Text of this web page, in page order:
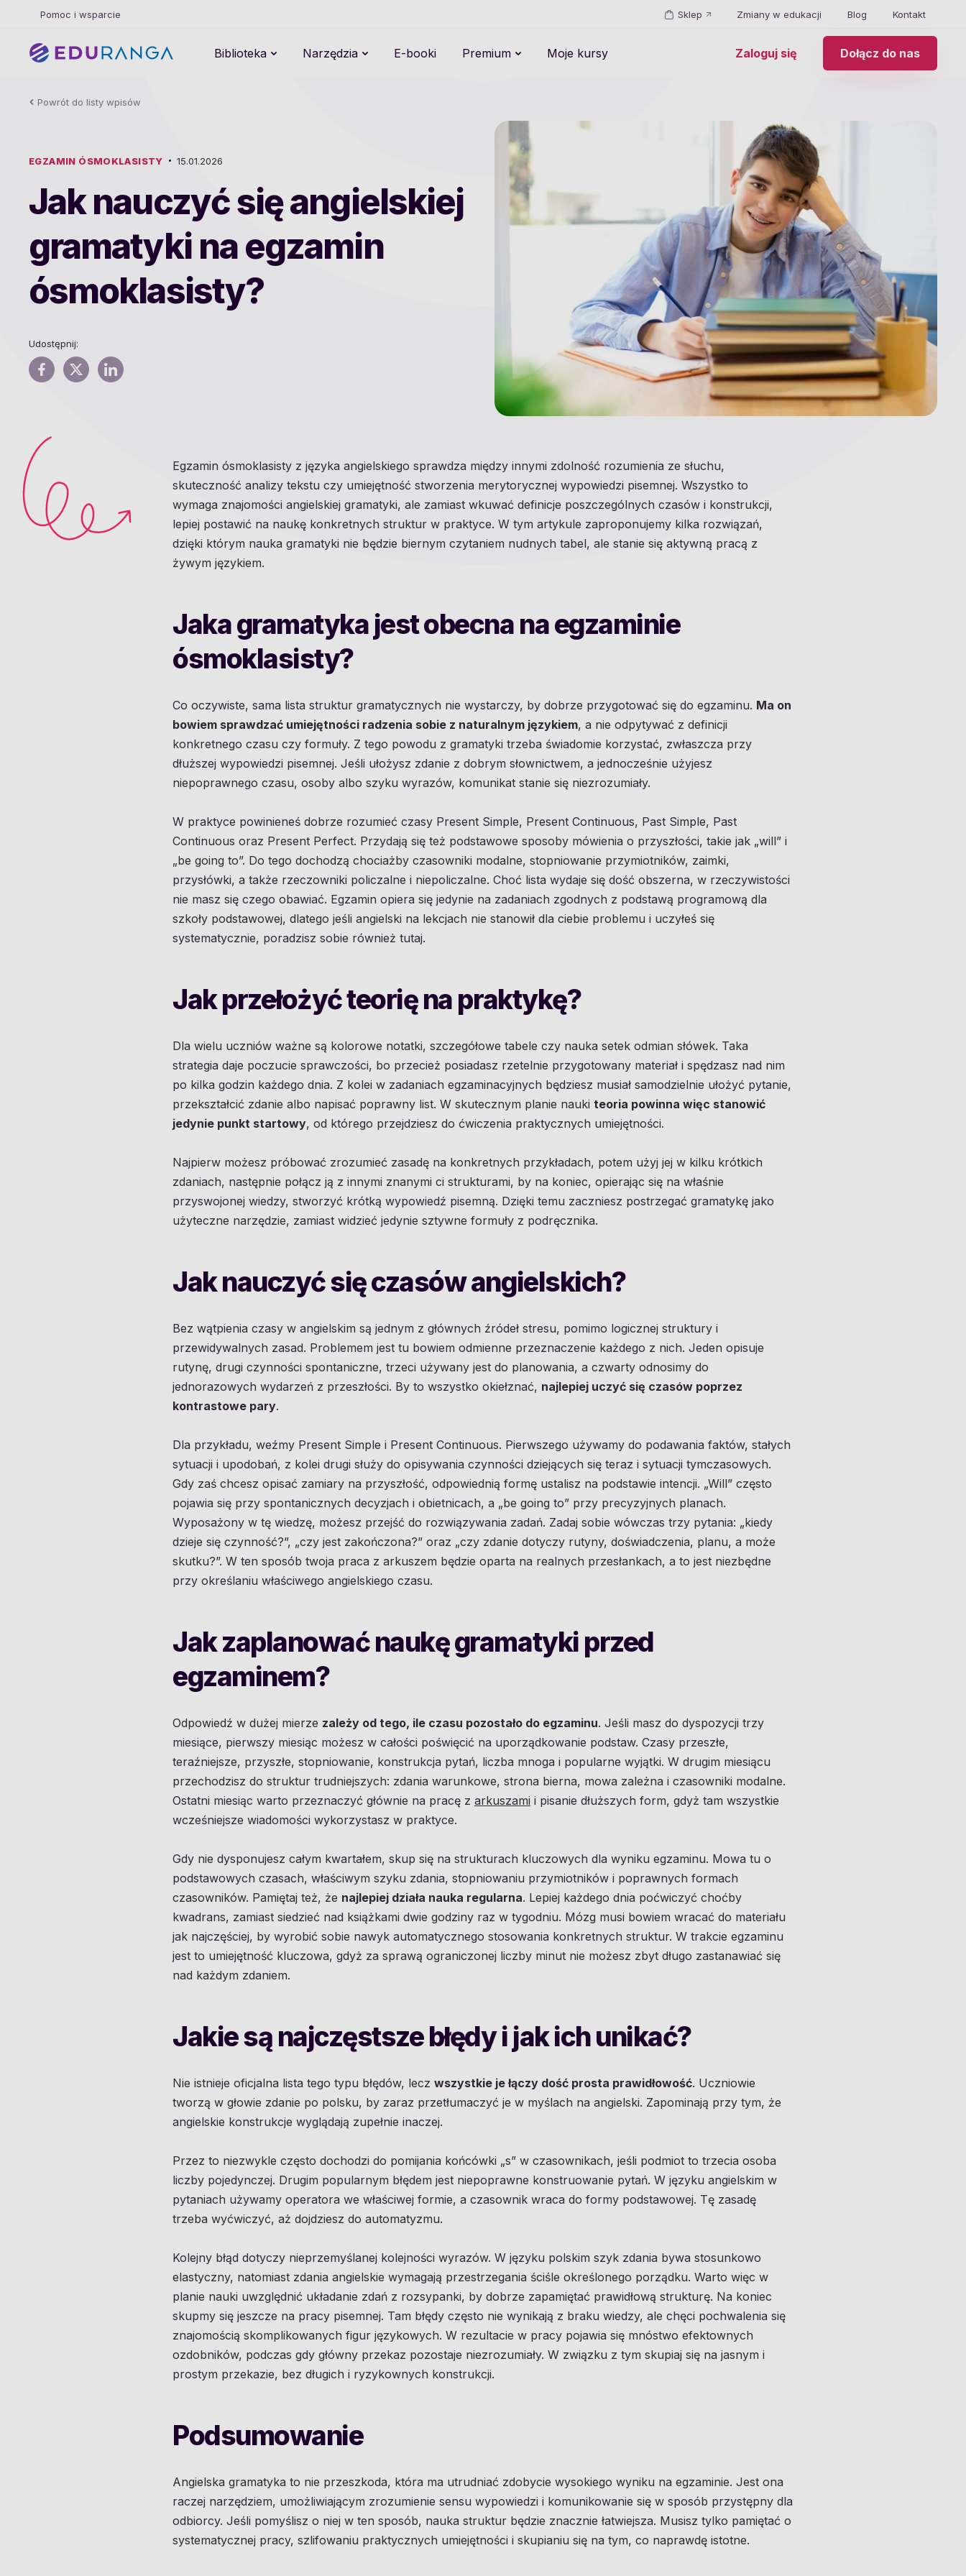
Pomoc i wsparcie Sklep Zmiany w edukacji Blog Kontakt
Biblioteka Narzędzia E-booki Premium Moje kursy Zaloguj się Dołącz do nas
Powrót do listy wpisów
EGZAMIN ÓSMOKLASISTY 15.01.2026
Jak nauczyć się angielskiej
gramatyki na egzamin
ósmoklasisty?
Udostępnij:
Egzamin ósmoklasisty z języka angielskiego sprawdza między innymi zdolność rozumienia ze słuchu,
skuteczność analizy tekstu czy umiejętność stworzenia merytorycznej wypowiedzi pisemnej. Wszystko to
wymaga znajomości angielskiej gramatyki, ale zamiast wkuwać definicje poszczególnych czasów i konstrukcji,
lepiej postawić na naukę konkretnych struktur w praktyce. W tym artykule zaproponujemy kilka rozwiązań,
dzięki którym nauka gramatyki nie będzie biernym czytaniem nudnych tabel, ale stanie się aktywną pracą z
żywym językiem.
Jaka gramatyka jest obecna na egzaminie
ósmoklasisty?
Co oczywiste, sama lista struktur gramatycznych nie wystarczy, by dobrze przygotować się do egzaminu. Ma on
bowiem sprawdzać umiejętności radzenia sobie z naturalnym językiem, a nie odpytywać z definicji
konkretnego czasu czy formuły. Z tego powodu z gramatyki trzeba świadomie korzystać, zwłaszcza przy
dłuższej wypowiedzi pisemnej. Jeśli ułożysz zdanie z dobrym słownictwem, a jednocześnie użyjesz
niepoprawnego czasu, osoby albo szyku wyrazów, komunikat stanie się niezrozumiały.
W praktyce powinieneś dobrze rozumieć czasy Present Simple, Present Continuous, Past Simple, Past
Continuous oraz Present Perfect. Przydają się też podstawowe sposoby mówienia o przyszłości, takie jak „will” i
„be going to”. Do tego dochodzą chociażby czasowniki modalne, stopniowanie przymiotników, zaimki,
przysłówki, a także rzeczowniki policzalne i niepoliczalne. Choć lista wydaje się dość obszerna, w rzeczywistości
nie masz się czego obawiać. Egzamin opiera się jedynie na zadaniach zgodnych z podstawą programową dla
szkoły podstawowej, dlatego jeśli angielski na lekcjach nie stanowił dla ciebie problemu i uczyłeś się
systematycznie, poradzisz sobie również tutaj.
Jak przełożyć teorię na praktykę?
Dla wielu uczniów ważne są kolorowe notatki, szczegółowe tabele czy nauka setek odmian słówek. Taka
strategia daje poczucie sprawczości, bo przecież posiadasz rzetelnie przygotowany materiał i spędzasz nad nim
po kilka godzin każdego dnia. Z kolei w zadaniach egzaminacyjnych będziesz musiał samodzielnie ułożyć pytanie,
przekształcić zdanie albo napisać poprawny list. W skutecznym planie nauki teoria powinna więc stanowić
jedynie punkt startowy, od którego przejdziesz do ćwiczenia praktycznych umiejętności.
Najpierw możesz próbować zrozumieć zasadę na konkretnych przykładach, potem użyj jej w kilku krótkich
zdaniach, następnie połącz ją z innymi znanymi ci strukturami, by na koniec, opierając się na właśnie
przyswojonej wiedzy, stworzyć krótką wypowiedź pisemną. Dzięki temu zaczniesz postrzegać gramatykę jako
użyteczne narzędzie, zamiast widzieć jedynie sztywne formuły z podręcznika.
Jak nauczyć się czasów angielskich?
Bez wątpienia czasy w angielskim są jednym z głównych źródeł stresu, pomimo logicznej struktury i
przewidywalnych zasad. Problemem jest tu bowiem odmienne przeznaczenie każdego z nich. Jeden opisuje
rutynę, drugi czynności spontaniczne, trzeci używany jest do planowania, a czwarty odnosimy do
jednorazowych wydarzeń z przeszłości. By to wszystko okiełznać, najlepiej uczyć się czasów poprzez
kontrastowe pary.
Dla przykładu, weźmy Present Simple i Present Continuous. Pierwszego używamy do podawania faktów, stałych
sytuacji i upodobań, z kolei drugi służy do opisywania czynności dziejących się teraz i sytuacji tymczasowych.
Gdy zaś chcesz opisać zamiary na przyszłość, odpowiednią formę ustalisz na podstawie intencji. „Will” często
pojawia się przy spontanicznych decyzjach i obietnicach, a „be going to” przy precyzyjnych planach.
Wyposażony w tę wiedzę, możesz przejść do rozwiązywania zadań. Zadaj sobie wówczas trzy pytania: „kiedy
dzieje się czynność?”, „czy jest zakończona?” oraz „czy zdanie dotyczy rutyny, doświadczenia, planu, a może
skutku?”. W ten sposób twoja praca z arkuszem będzie oparta na realnych przesłankach, a to jest niezbędne
przy określaniu właściwego angielskiego czasu.
Jak zaplanować naukę gramatyki przed
egzaminem?
Odpowiedź w dużej mierze zależy od tego, ile czasu pozostało do egzaminu. Jeśli masz do dyspozycji trzy
miesiące, pierwszy miesiąc możesz w całości poświęcić na uporządkowanie podstaw. Czasy przeszłe,
teraźniejsze, przyszłe, stopniowanie, konstrukcja pytań, liczba mnoga i popularne wyjątki. W drugim miesiącu
przechodzisz do struktur trudniejszych: zdania warunkowe, strona bierna, mowa zależna i czasowniki modalne.
Ostatni miesiąc warto przeznaczyć głównie na pracę z arkuszami i pisanie dłuższych form, gdyż tam wszystkie
wcześniejsze wiadomości wykorzystasz w praktyce.
Gdy nie dysponujesz całym kwartałem, skup się na strukturach kluczowych dla wyniku egzaminu. Mowa tu o
podstawowych czasach, właściwym szyku zdania, stopniowaniu przymiotników i poprawnych formach
czasowników. Pamiętaj też, że najlepiej działa nauka regularna. Lepiej każdego dnia poćwiczyć choćby
kwadrans, zamiast siedzieć nad książkami dwie godziny raz w tygodniu. Mózg musi bowiem wracać do materiału
jak najczęściej, by wyrobić sobie nawyk automatycznego stosowania konkretnych struktur. W trakcie egzaminu
jest to umiejętność kluczowa, gdyż za sprawą ograniczonej liczby minut nie możesz zbyt długo zastanawiać się
nad każdym zdaniem.
Jakie są najczęstsze błędy i jak ich unikać?
Nie istnieje oficjalna lista tego typu błędów, lecz wszystkie je łączy dość prosta prawidłowość. Uczniowie
tworzą w głowie zdanie po polsku, by zaraz przetłumaczyć je w myślach na angielski. Zapominają przy tym, że
angielskie konstrukcje wyglądają zupełnie inaczej.
Przez to niezwykle często dochodzi do pomijania końcówki „s” w czasownikach, jeśli podmiot to trzecia osoba
liczby pojedynczej. Drugim popularnym błędem jest niepoprawne konstruowanie pytań. W języku angielskim w
pytaniach używamy operatora we właściwej formie, a czasownik wraca do formy podstawowej. Tę zasadę
trzeba wyćwiczyć, aż dojdziesz do automatyzmu.
Kolejny błąd dotyczy nieprzemyślanej kolejności wyrazów. W języku polskim szyk zdania bywa stosunkowo
elastyczny, natomiast zdania angielskie wymagają przestrzegania ściśle określonego porządku. Warto więc w
planie nauki uwzględnić układanie zdań z rozsypanki, by dobrze zapamiętać prawidłową strukturę. Na koniec
skupmy się jeszcze na pracy pisemnej. Tam błędy często nie wynikają z braku wiedzy, ale chęci pochwalenia się
znajomością skomplikowanych figur językowych. W rezultacie w pracy pojawia się mnóstwo efektownych
ozdobników, podczas gdy główny przekaz pozostaje niezrozumiały. W związku z tym skupiaj się na jasnym i
prostym przekazie, bez długich i ryzykownych konstrukcji.
Podsumowanie
Angielska gramatyka to nie przeszkoda, która ma utrudniać zdobycie wysokiego wyniku na egzaminie. Jest ona
raczej narzędziem, umożliwiającym zrozumienie sensu wypowiedzi i komunikowanie się w sposób przystępny dla
odbiorcy. Jeśli pomyślisz o niej w ten sposób, nauka struktur będzie znacznie łatwiejsza. Musisz tylko pamiętać o
systematycznej pracy, szlifowaniu praktycznych umiejętności i skupianiu się na tym, co naprawdę istotne.